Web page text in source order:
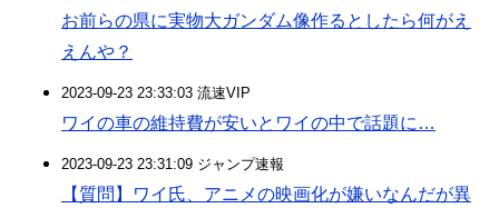
お前らの県に実物大ガンダム像作るとしたら何がえ
えんや？
2023-09-23 23:33:03 流速VIP
ワイの車の維持費が安いとワイの中で話題に…
2023-09-23 23:31:09 ジャンプ速報
【質問】ワイ氏、アニメの映画化が嫌いなんだが異